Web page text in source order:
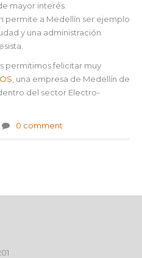
mayor interés.
permite a Medellín ser ejemplo
y una administración
permitimos felicitar muy
, una empresa de Medellín de
del sector Electro-
0 comment